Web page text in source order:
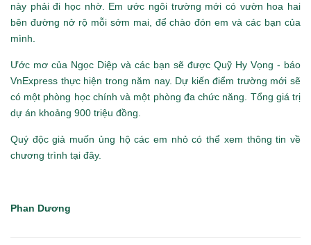
này phải đi học nhờ. Em ước ngôi trường mới có vườn hoa hai
bên đường nở rộ mỗi sớm mai, để chào đón em và các bạn của
mình.
Ước mơ của Ngọc Diệp và các bạn sẽ được Quỹ Hy Vọng - báo
VnExpress thực hiện trong năm nay. Dự kiến điểm trường mới sẽ
có một phòng học chính và một phòng đa chức năng. Tổng giá trị
dự án khoảng 900 triệu đồng.
Quý độc giả muốn ủng hộ các em nhỏ có thể xem thông tin về
chương trình tại đây.
Phan Dương